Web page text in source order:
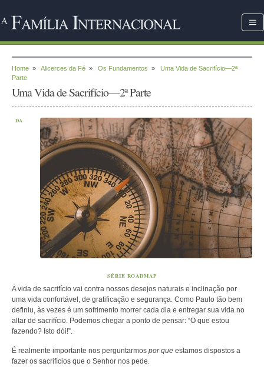
Home » Alicerces da Fé » Os Fundamentos » Uma Vida de Sacrifício—2ª
Parte
Uma Vida de Sacrifício—2ª Parte
DA
SÉRIE ROADMAP
A vida de sacrifício vai contra nossos desejos naturais e inclinação por
uma vida confortável, de gratificação e segurança. Como Paulo tão bem
definiu, às vezes é um sofrimento morrer cada dia e entregar sua vida no
altar de sacrifício. Podemos chegar a ponto de pensar: “O que estou
fazendo? Isto dói!”.
É realmente importante nos perguntarmos por que estamos dispostos a
fazer os sacrifícios que o Senhor nos pede.